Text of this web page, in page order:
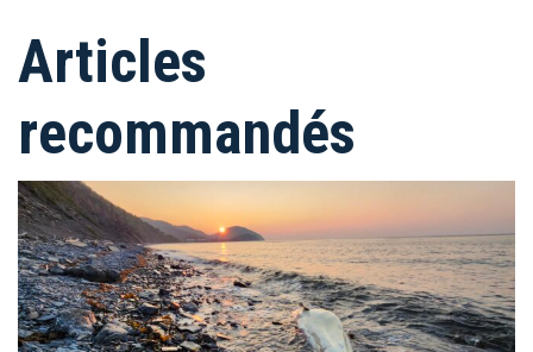
Articles
recommandés